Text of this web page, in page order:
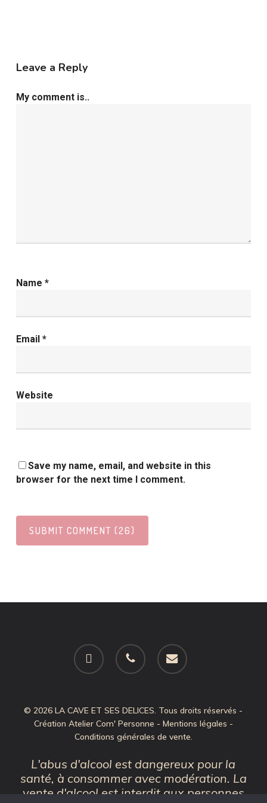
Leave a Reply
My comment is..
Name *
Email *
Website
Save my name, email, and website in this
browser for the next time I comment.
facebook phone email
© 2026 LA CAVE ET SES DELICES. Tous droits réservés -
Création Atelier Com' Personne - Mentions légales -
Conditions générales de vente.
L'abus d'alcool est dangereux pour la
santé, à consommer avec modération. La
vente d'alcool est interdit aux personnes